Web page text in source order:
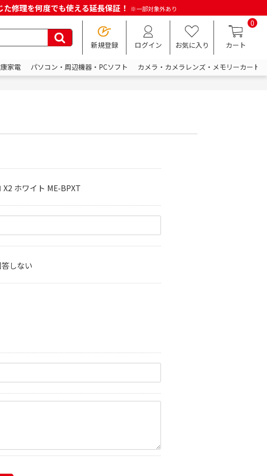
修理を何度でも使える延長保証！ ※一部対象外あり
新規登録 ログイン お気に入り
0
カート
家電 パソコン・周辺機器・PCソフト
カメラ・カメラレンズ・メモリーカード
ホワイト ME-BPXT
しない